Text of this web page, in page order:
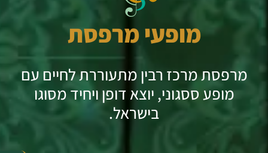
מופעי מרפסת
מרפסת מרכז רבין מתעוררת לחיים עם
מופע ססגוני, יוצא דופן ויחיד מסוגו
בישראל.